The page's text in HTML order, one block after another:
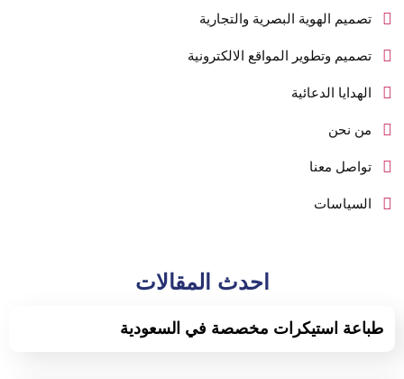
تصميم الهوية البصرية والتجارية
تصميم وتطوير المواقع الالكترونية
الهدايا الدعائية
من نحن
تواصل معنا
السياسات
احدث المقالات
طباعة استيكرات مخصصة في السعودية